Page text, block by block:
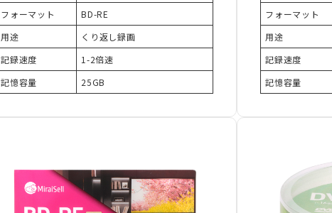
フォーマット
BD-RE
用途
くり返し録画
記録速度
1-2倍速
記憶容量
25GB
フォーマット
用途
記録速度
記憶容量